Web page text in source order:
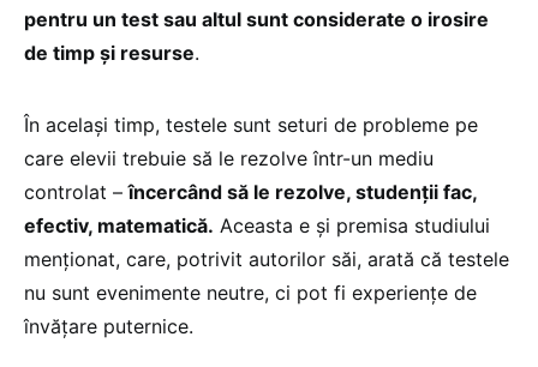
pentru un test sau altul sunt considerate o irosire
de timp și resurse.
În același timp, testele sunt seturi de probleme pe
care elevii trebuie să le rezolve într-un mediu
controlat –încercând să le rezolve, studenții fac,
efectiv, matematică. Aceasta e și premisa studiului
menționat, care, potrivit autorilor săi, arată că testele
nu sunt evenimente neutre, ci pot fi experiențe de
învățare puternice.